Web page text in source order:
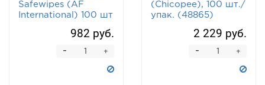
Safewipes (AF
International) 100 шт
982 руб.
+
-
(Chicopee), 100 шт./
упак. (48865)
2 229 руб.
+
-